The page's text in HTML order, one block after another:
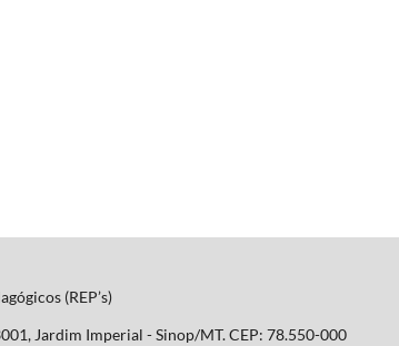
(REP’s)
Jardim Imperial - Sinop/MT. CEP: 78.550-000